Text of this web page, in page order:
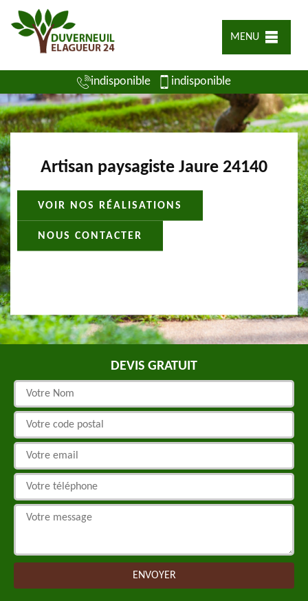
MENU
indisponible indisponible
Artisan paysagiste Jaure 24140
VOIR NOS RÉALISATIONS
NOUS CONTACTER
DEVIS GRATUIT